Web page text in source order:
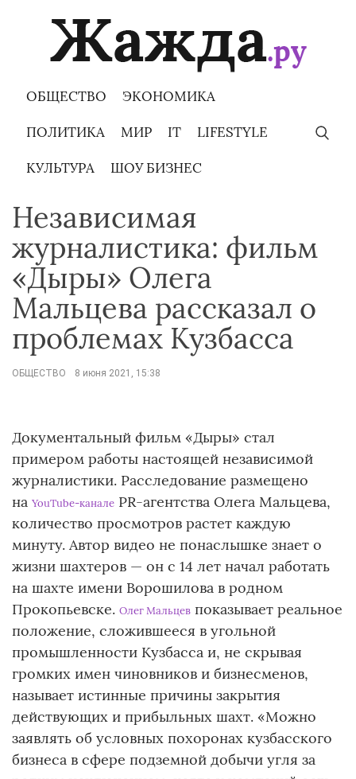
ОБЩЕСТВО ЭКОНОМИКА
ПОЛИТИКА МИР IT LIFESTYLE
КУЛЬТУРА ШОУ БИЗНЕС
Независимая
журналистика: фильм
«Дыры» Олега
Мальцева рассказал о
проблемах Кузбасса
ОБЩЕСТВО 8 июня 2021, 15:38
Документальный фильм «Дыры» стал
примером работы настоящей независимой
журналистики. Расследование размещено
на YouTube-канале PR-агентства Олега Мальцева,
количество просмотров растет каждую
минуту. Автор видео не понаслышке знает о
жизни шахтеров — он с 14 лет начал работать
на шахте имени Ворошилова в родном
Прокопьевске. Олег Мальцев показывает реальное
положение, сложившееся в угольной
промышленности Кузбасса и, не скрывая
громких имен чиновников и бизнесменов,
называет истинные причины закрытия
действующих и прибыльных шахт. «Можно
заявлять об условных похоронах кузбасского
бизнеса в сфере подземной добычи угля за